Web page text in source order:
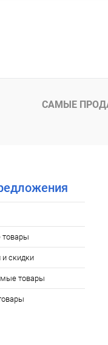
В избранное
САМЫЕ
товары
скидки
товары